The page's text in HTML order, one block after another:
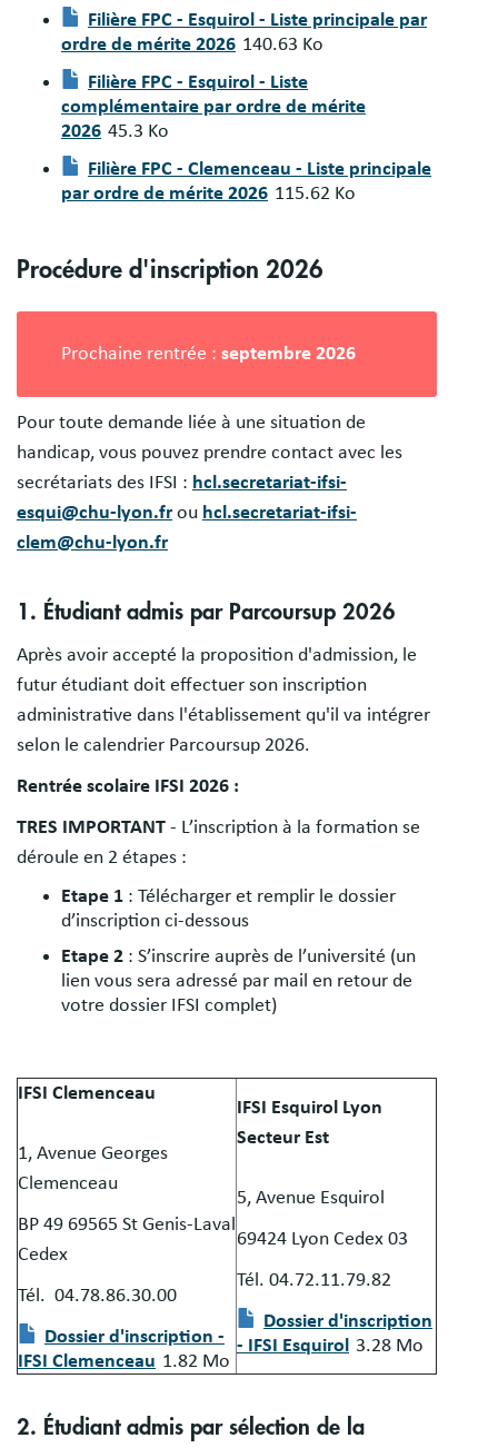
Document
Filière FPC - Esquirol - Liste principale par
ordre de mérite 2026 140.63 Ko
Document
Filière FPC - Esquirol - Liste
complémentaire par ordre de mérite
2026 45.3 Ko
Document
Filière FPC - Clemenceau - Liste principale
par ordre de mérite 2026 115.62 Ko
Procédure d'inscription 2026
Prochaine rentrée : septembre 2026
Pour toute demande liée à une situation de
handicap, vous pouvez prendre contact avec les
secrétariats des IFSI : hcl.secretariat-ifsi-
esqui@chu-lyon.frou hcl.secretariat-ifsi-
clem@chu-lyon.fr
1. Étudiant admis par Parcoursup 2026
Après avoir accepté la proposition d'admission, le
futur étudiant doit effectuer son inscription
administrative dans l'établissement qu'il va intégrer
selon le calendrier Parcoursup 2026.
Rentrée scolaire IFSI 2026 :
TRES IMPORTANT - L’inscription à la formation se
déroule en 2 étapes :
Etape 1 : Télécharger et remplir le dossier
d’inscription ci-dessous
Etape 2 : S’inscrire auprès de l’université (un
lien vous sera adressé par mail en retour de
votre dossier IFSI complet)
IFSI Clemenceau
1, Avenue Georges
Clemenceau
BP 49 69565 St Genis-Laval
Cedex
Tél. 04.78.86.30.00
Document
Dossier d'inscription -
IFSI Clemenceau 1.82 Mo
IFSI Esquirol Lyon
Secteur Est
5, Avenue Esquirol
69424 Lyon Cedex 03
Tél. 04.72.11.79.82
Document
Dossier d'inscription
- IFSI Esquirol
3.28 Mo
2. Étudiant admis par sélection de la